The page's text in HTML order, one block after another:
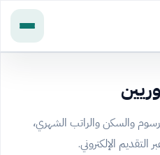
والسكن والراتب الشهري،
الإلكتروني.